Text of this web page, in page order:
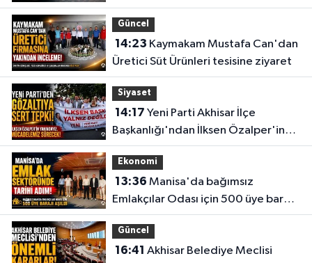
Güncel
14:23
Üretici Süt Ürünleri tesisine ziyaret
Siyaset
14:17
Başkanlığı'ndan İlksen Özalper'in
gözaltına alınmasına tepki
Ekonomi
13:36
Emlakçılar Odası için 500 üye barajı
aşıldı
Güncel
16:41